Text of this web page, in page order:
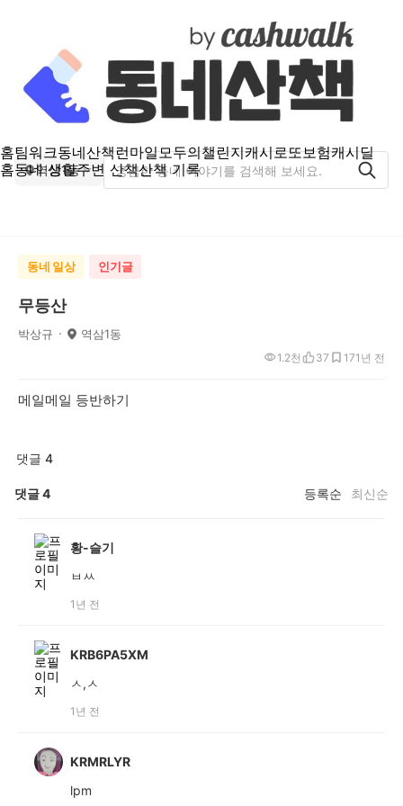
홈팀워크동네산책런마일모두의챌린지캐시로또보험캐시딜
홈동네 생활주변 산책산책 기록
역삼1동
동네 일상 인기글
무등산
박상규 역삼1동
1년 전
1.2천 37 17
메일메일 등반하기
댓글 4
댓글4 등록순 최신순
황-슬기
ㅂㅆ
1년 전
KRB6PA5XM
ㅅ,ㅅ
1년 전
KRMRLYR
lpm